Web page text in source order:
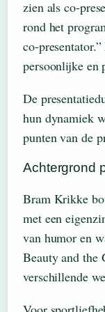
zien als co-
rond het
co-
persoonlijke en
De
hun dynamiek
punten van de
Achtergrond
Bram Krikke
met een
van humor en
Beauty and the
verschillende